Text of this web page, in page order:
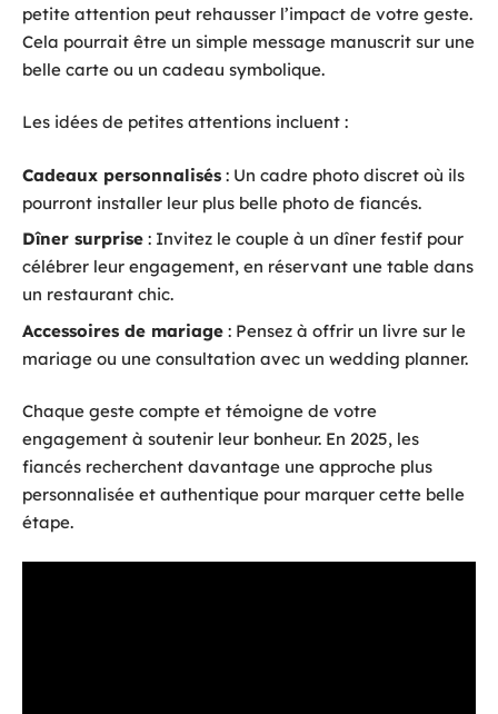
petite attention peut rehausser l’impact de votre geste.
Cela pourrait être un simple message manuscrit sur une
belle carte ou un cadeau symbolique.
Les idées de petites attentions incluent :
Cadeaux personnalisés : Un cadre photo discret où ils
pourront installer leur plus belle photo de fiancés.
Dîner surprise : Invitez le couple à un dîner festif pour
célébrer leur engagement, en réservant une table dans
un restaurant chic.
Accessoires de mariage : Pensez à offrir un livre sur le
mariage ou une consultation avec un wedding planner.
Chaque geste compte et témoigne de votre
engagement à soutenir leur bonheur. En 2025, les
fiancés recherchent davantage une approche plus
personnalisée et authentique pour marquer cette belle
étape.